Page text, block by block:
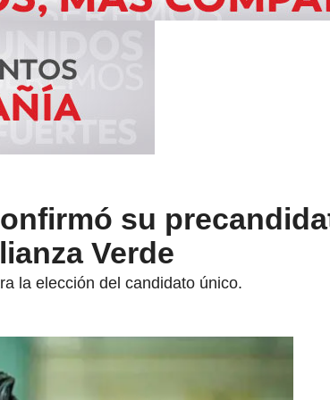
su
Verde
la elección del candidato único.